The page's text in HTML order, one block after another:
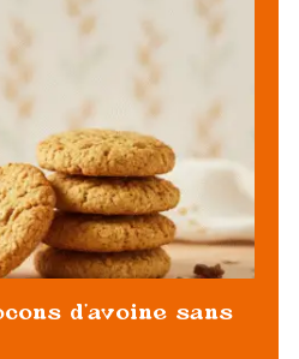
d’avoine sans